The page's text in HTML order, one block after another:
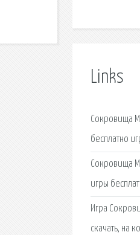
Links
Сокровища
бесплатно
Сокровища
игры
Игра
скачать, на